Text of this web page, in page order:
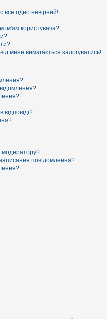
все одно невірний!
ім'ям користувача?
мене вимагається залогуватись!
модератору?
повідомлення?